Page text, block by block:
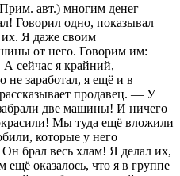
авт.) многим денег
Говорил одно, показывал
Я даже своим
от него. Говорим им:
А сейчас я крайний,
не заработал, я ещё и в
продавец. — У
две машины! И ничего
Мы туда ещё вложили
которые у него
брал весь хлам! Я делал их,
ещё оказалось, что я в группе